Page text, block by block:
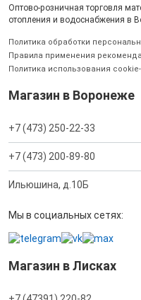
Оптово-розничная торговля
отопления и водоснабжения в
Политика обработки
Правила применения
Политика использования
Магазин в Воронеже
+7 (473) 250-22-33
+7 (473) 200-89-80
Ильюшина, д.10Б
Мы в социальных сетях:
Магазин в Лисках